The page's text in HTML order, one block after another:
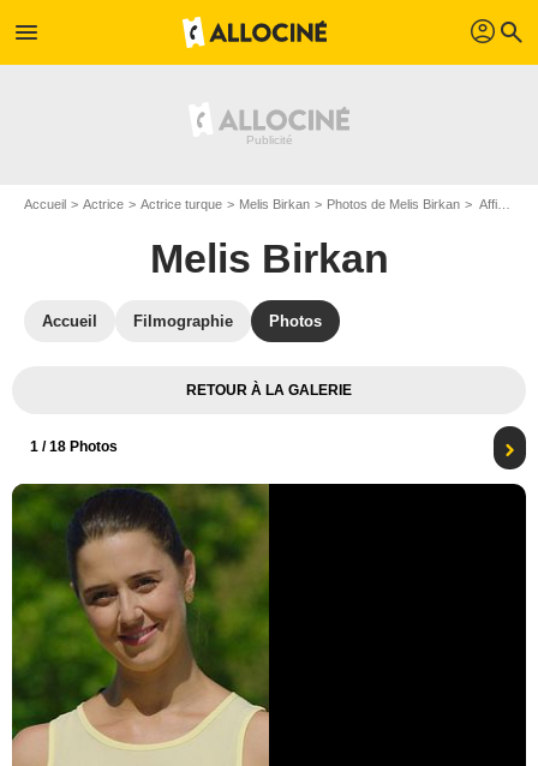
menu profil search
Accueil Actrice Actrice turque Melis Birkan Photos de Melis Birkan Affiche Melis Birkan
Melis Birkan
Accueil Filmographie Photos
RETOUR À LA GALERIE
1 / 18 Photos